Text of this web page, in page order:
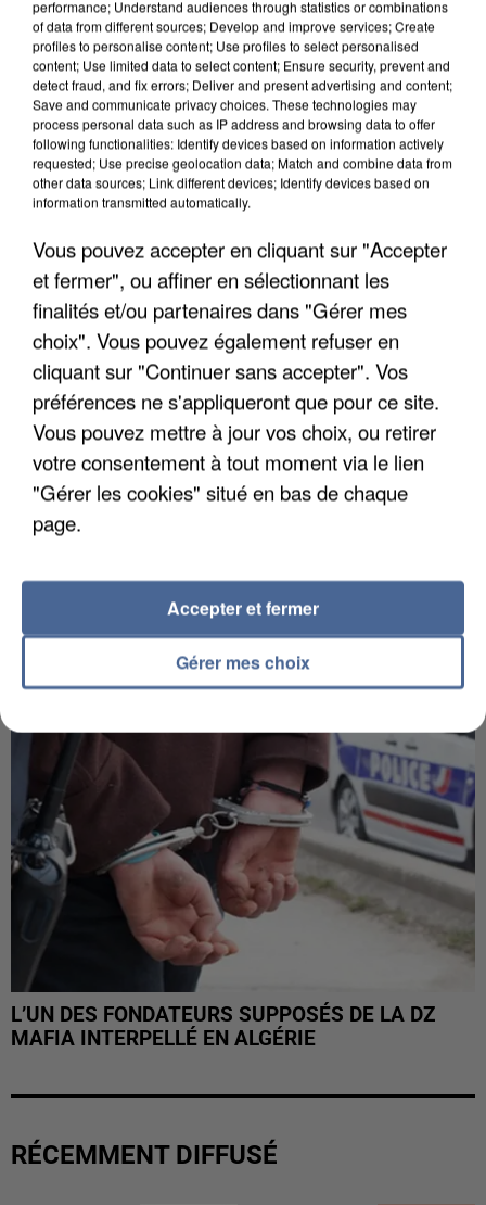
INCENDIES : L’ÎLE-DE-FRANCE LANCE UN ÉLAN
DE SOLIDARITÉ AVEC LES...
APRÈS TOUTES CES CANICULES, LES REFUGES
DE FAUNE SAUVAGE SONT...
L’UN DES FONDATEURS SUPPOSÉS DE LA DZ
MAFIA INTERPELLÉ EN ALGÉRIE
RÉCEMMENT DIFFUSÉ
performance; Understand audiences through statistics or combinations
of data from different sources; Develop and improve services; Create
profiles to personalise content; Use profiles to select personalised
content; Use limited data to select content; Ensure security, prevent and
detect fraud, and fix errors; Deliver and present advertising and content;
Save and communicate privacy choices. These technologies may
process personal data such as IP address and browsing data to offer
following functionalities: Identify devices based on information actively
requested; Use precise geolocation data; Match and combine data from
other data sources; Link different devices; Identify devices based on
information transmitted automatically.
Vous pouvez accepter en cliquant sur "Accepter
et fermer", ou affiner en sélectionnant les
finalités et/ou partenaires dans "Gérer mes
choix". Vous pouvez également refuser en
cliquant sur "Continuer sans accepter". Vos
préférences ne s'appliqueront que pour ce site.
Vous pouvez mettre à jour vos choix, ou retirer
votre consentement à tout moment via le lien
"Gérer les cookies" situé en bas de chaque
page.
Gérer mes choix
Accepter et fermer